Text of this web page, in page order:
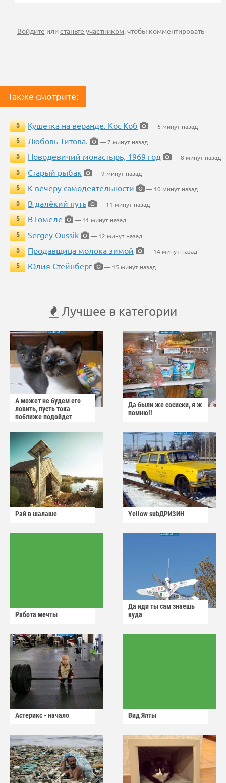
Войдите илистаньте участником, чтобы комментировать
Также смотрите:
5 Кушетка на веранде. Кос Коб
— 6 минут назад
5
Любовь Титова.
— 7 минут назад
5
Новодевичий монастырь, 1969 год
— 8 минут назад
5
Старый рыбак
— 9 минут назад
5
К вечеру самодеятельности
— 10 минут назад
5
В далёкий путь
— 11 минут назад
5
В Гомеле
— 11 минут назад
5
Sergey Oussik
— 12 минут назад
5
Продавщица молока зимой
— 14 минут назад
5
Юлия Стейнберг — 15 минут назад
Лучшее в категории
А может не будем его
ловить, пусть тока
поближе подойдет
Да были же сосиски, я ж
помню!!
Рай в шалаше Yellow subДРИЗИН
Работа мечты
Да иди ты сам знаешь
куда
Астерикс - начало Вид Ялты